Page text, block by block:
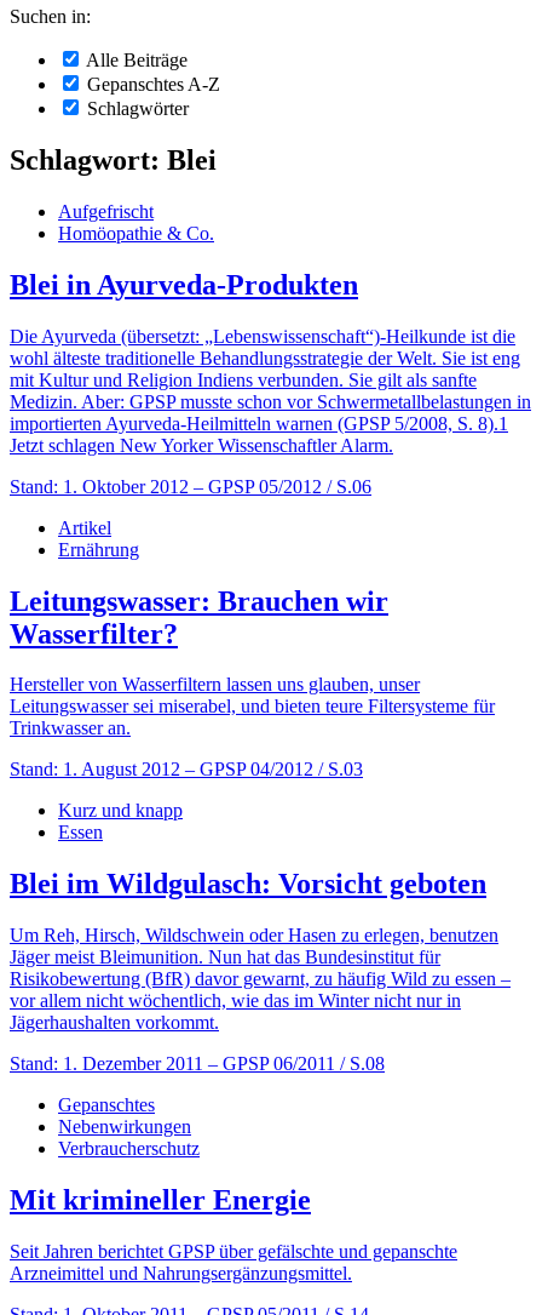
Suchen in:
Alle Beiträge
Gepanschtes A-Z
Schlagwörter
Schlagwort: Blei
Aufgefrischt
Homöopathie & Co.
Blei in Ayurveda-Produkten
Die Ayurveda (übersetzt: „Lebenswissenschaft“)-Heilkunde ist die
wohl älteste traditionelle Behandlungsstrategie der Welt. Sie ist eng
mit Kultur und Religion Indiens verbunden. Sie gilt als sanfte
Medizin. Aber: GPSP musste schon vor Schwermetallbelastungen in
importierten Ayurveda-Heilmitteln warnen (GPSP 5/2008, S. 8).1
Jetzt schlagen New Yorker Wissenschaftler Alarm.
Stand: 1. Oktober 2012 – GPSP 05/2012 / S.06
Artikel
Ernährung
Leitungswasser: Brauchen wir
Wasserfilter?
Hersteller von Wasserfiltern lassen uns glauben, unser
Leitungswasser sei miserabel, und bieten teure Filtersysteme für
Trinkwasser an.
Stand: 1. August 2012 – GPSP 04/2012 / S.03
Kurz und knapp
Essen
Blei im Wildgulasch: Vorsicht geboten
Um Reh, Hirsch, Wildschwein oder Hasen zu erlegen, benutzen
Jäger meist Bleimunition. Nun hat das Bundesinstitut für
Risikobewertung (BfR) davor gewarnt, zu häufig Wild zu essen –
vor allem nicht wöchentlich, wie das im Winter nicht nur in
Jägerhaushalten vorkommt.
Stand: 1. Dezember 2011 – GPSP 06/2011 / S.08
Gepanschtes
Nebenwirkungen
Verbraucherschutz
Mit krimineller Energie
Seit Jahren berichtet GPSP über gefälschte und gepanschte
Arzneimittel und Nahrungsergänzungsmittel.